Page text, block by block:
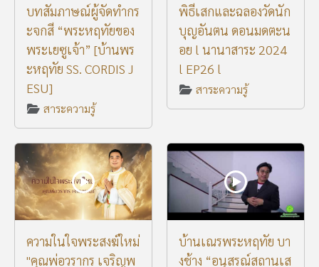
บทสัมภาษณ์ผู้จัดทำกร
ะจกสี “พระหฤทัยของ
พระเยซูเจ้า” [บ้านพร
ะหฤทัย SS. CORDIS J
ESU]
สาระความรู้
พิธีเสกและฉลองวัดนัก
บุญอันตน ดอนมดตะน
อย l นานาสาระ 2024
l EP26 l
สาระความรู้
ความในใจพระสงฆ์ใหม่
"คุณพ่อวรากร เจริญพ
บ้านเณรพระหฤทัย บา
งช้าง “อนุสรณ์สถานเส